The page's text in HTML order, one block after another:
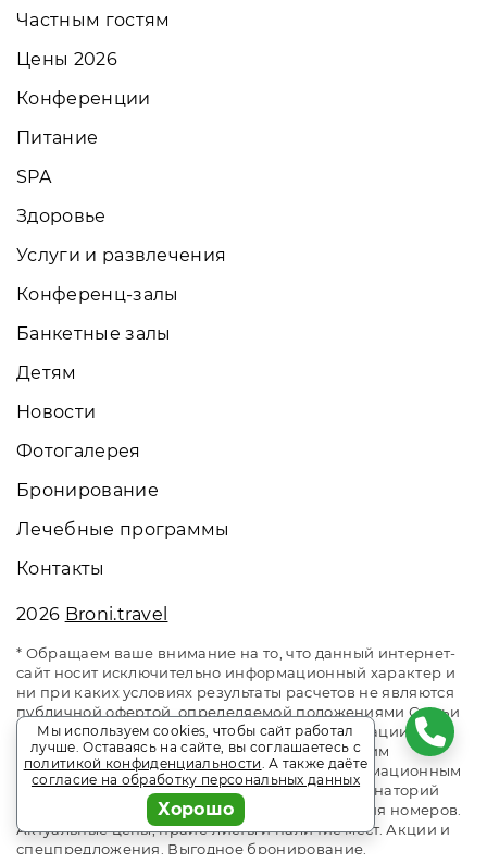
Частным гостям
Цены 2026
Конференции
Питание
SPA
Здоровье
Услуги и развлечения
Конференц-залы
Банкетные залы
Детям
Новости
Фотогалерея
Бронирование
Лечебные программы
Контакты
2026 Broni.travel
* Обращаем ваше внимание на то, что данный интернет-
сайт носит исключительно информационный характер и
ни при каких условиях результаты расчетов не являются
публичной офертой, определяемой положениями Статьи
437 Гражданского кодекса Российской Федерации. За
окончательным расчетом обращайтесь к нашим
менеджерам. Данный ресурс является информационным
сайтом сервиса бронирования Broni.travel. Санаторий
«Славутич» Алушта. Сайт онлайн бронирования номеров.
Актуальные цены, прайс-листы и наличие мест. Акции и
спецпредложения. Выгодное бронирование.
Мы используем cookies, чтобы сайт работал
лучше. Оставаясь на сайте, вы соглашаетесь с
политикой конфиденциальности. А также даёте
согласие на обработку персональных данных
Хорошо